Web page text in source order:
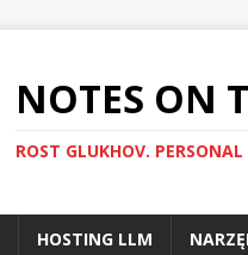
NOTES ON
ROST GLUKHOV.
HOSTING LLM